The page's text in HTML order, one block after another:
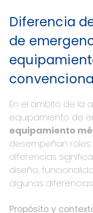
Diferencia
de
En el ámbito de la
equipamiento de
equipamiento
desempeñan
diferencias
diseño,
algunas
Propósito y